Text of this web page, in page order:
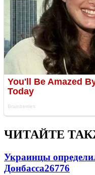
ЧИТАЙТЕ
Украинцы
Донбасса26776